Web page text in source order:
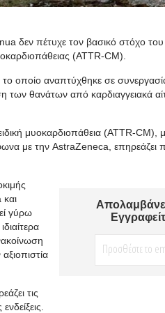
δεν πέτυχε τον βασικό στόχο του
(ATTR-CM).
αναπτύχθηκε σε
των θανάτων από καρδιαγγειακά
μυοκαρδιοπάθεια (ATTR-
με την AstraZeneca, επηρεάζει
γύρω
τις